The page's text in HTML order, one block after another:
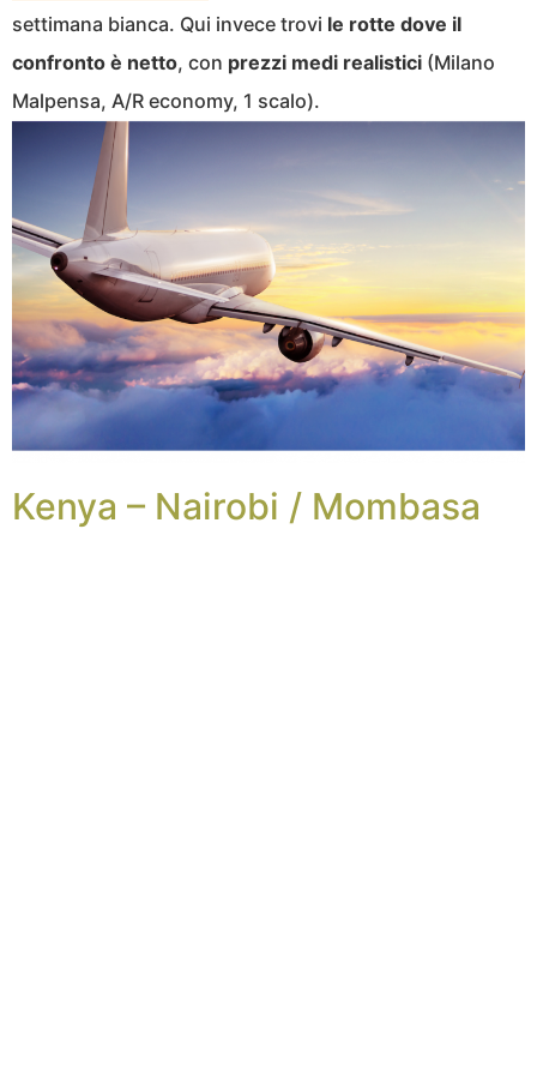
settimana bianca. Qui invece trovi le rotte dove il
confronto è netto, con prezzi medi realistici (Milano
Malpensa, A/R economy, 1 scalo).
Kenya – Nairobi / Mombasa